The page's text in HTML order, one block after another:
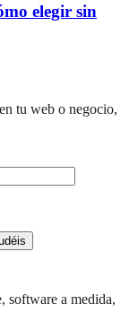
elegir sin
tu web o negocio,
software a medida,